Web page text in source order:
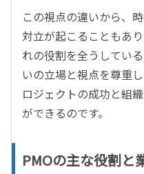
この視点の違いから、
対立が起こることもあ
れの役割を全うしてい
いの立場と視点を尊重
ロジェクトの成功と組
ができるのです。
PMOの主な役割と